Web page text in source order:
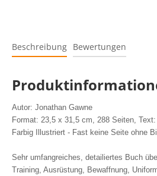
Beschreibung Bewertungen
Autor: Jonathan Gawne
Format: 23,5 x 31,5 cm, 288 Seiten,
Farbig Illustriert - Fast keine Seite ohne
Sehr umfangreiches, detailiertes Buch
Training, Ausrüstung, Bewaffnung,